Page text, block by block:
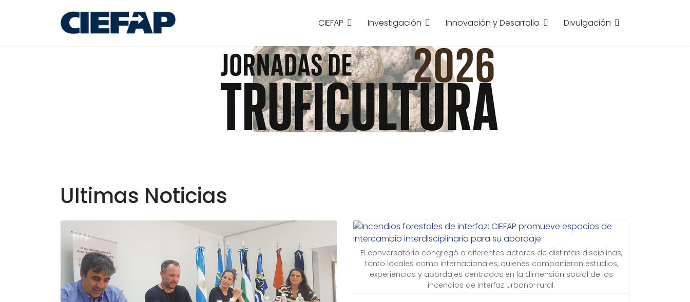
CIEFAP Investigación Innovación y Desarrollo Divulgación
Ultimas Noticias
El conversatorio congregó a diferentes actores de distintas disciplinas,
tanto locales como internacionales, quienes compartieron estudios,
experiencias y abordajes centrados en la dimensión social de los
incendios de interfaz urbano-rural.